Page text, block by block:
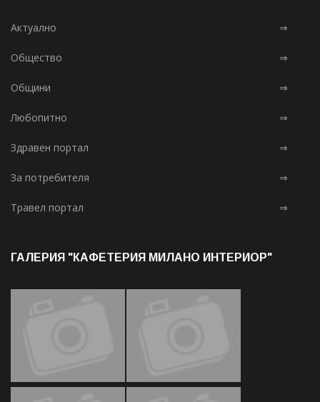
Актуално ⇒
Общество ⇒
Общини ⇒
Любопитно ⇒
Здравен портал ⇒
За потребителя ⇒
Травел портал ⇒
ГАЛЕРИЯ "КАФЕТЕРИЯ МИЛАНО ИНТЕРИОР"